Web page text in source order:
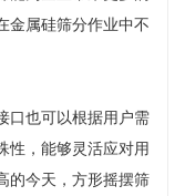
金属硅筛分作业中不
口也可以根据用户需
性，能够灵活应对用
的今天，方形摇摆筛